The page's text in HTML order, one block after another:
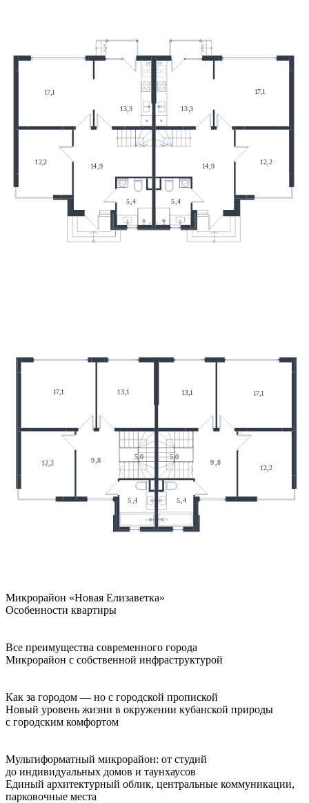
Микрорайон «Новая Елизаветка»
Особенности квартиры
Все преимущества современного города
Микрорайон с собственной инфраструктурой
Как за городом — но с городской пропиской
Новый уровень жизни в окружении кубанской природы
с городским комфортом
Мультиформатный микрорайон: от студий
до индивидуальных домов и таунхаусов
Единый архитектурный облик, центральные коммуникации,
парковочные места